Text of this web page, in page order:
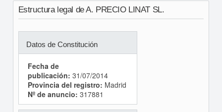
Estructura legal de A. PRECIO LINAT SL.
Datos de Constitución
Fecha de
publicación: 31/07/2014
Provincia del registro: Madrid
Nº de anuncio: 317881